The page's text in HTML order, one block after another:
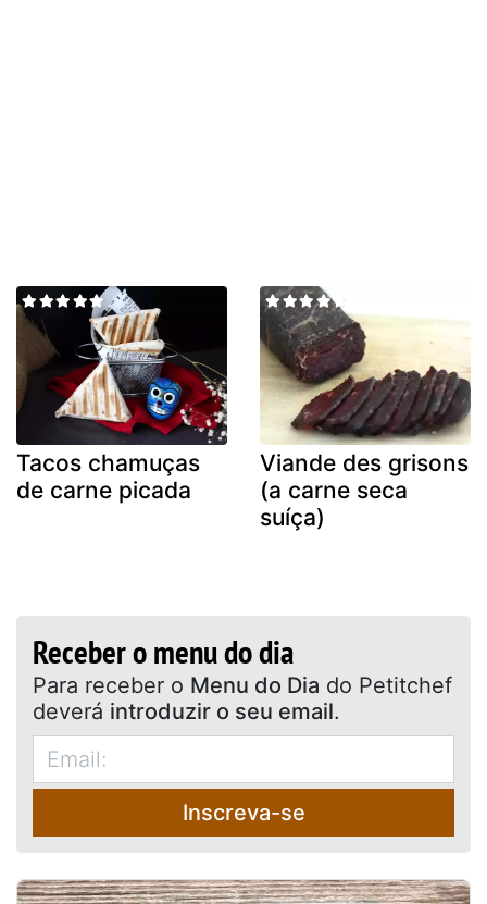
Tacos chamuças
de carne picada
Viande des grisons
(a carne seca
suíça)
Receber o menu do dia
Para receber o Menu do Dia do Petitchef
deverá introduzir o seu email.
Inscreva-se